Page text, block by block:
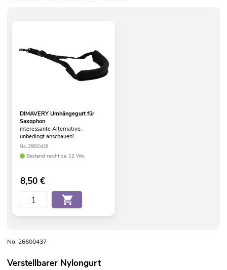
DIMAVERY Umhängegurt für
Saxophon
interessante Alternative,
unbedingt anschauen!
No. 26600436
Bestand reicht ca. 12 Wo.
8,50€
No. 26600437
Verstellbarer Nylongurt